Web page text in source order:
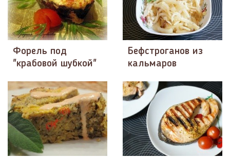
Форель под
"крабовой шубкой"
Бефстроганов из
кальмаров